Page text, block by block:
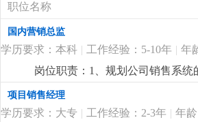
职位名称
国内营销总监
学历要求：本科 | 工作经验：5-10年 | 年
岗位职责：1、规划公司销售系
与制定公司销售中长期规划，依
程，完成销售任务；3、负责销
任职要求：1、本科或以上学历
项目销售经理
学历要求：大专 | 工作经验：2-3年 | 年